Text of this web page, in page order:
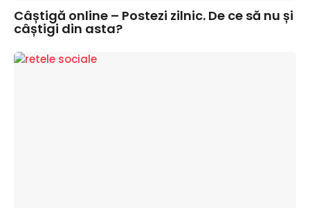
Câștigă online – Postezi zilnic. De ce să nu și
câștigi din asta?